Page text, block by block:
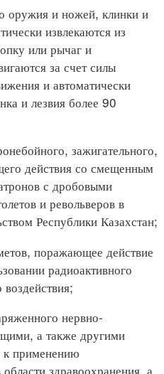
оружия и ножей, клинки и
извлекаются из
или рычаг и
за счет силы
и автоматически
и лезвия более 90
зажигательного,
действия со смещенным
с дробовыми
и револьверов в
Республики Казахстан;
поражающее действие
радиоактивного
нервно-
а также другими
применению
здравоохранения, а